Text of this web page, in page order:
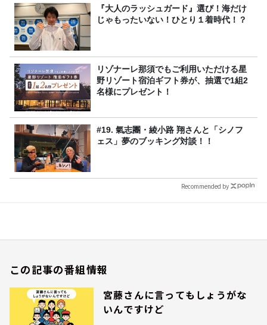
FC先行受付スタート！『大人のラッシュガード』選び！海だけ
じゃもったいない！ひとり１着時代！？
リゾナーレ那須でもご利用いただける星
野リゾート宿泊ギフト券が、抽選で1組2
名様にプレゼント！
#19. 氣志團・綾小路 翔さんと「シノフ
ェス」夢のブッキング対談！！
Recommended by
この記事の番組情報
宮藤さんに言ってもしょうがな
いんですけど